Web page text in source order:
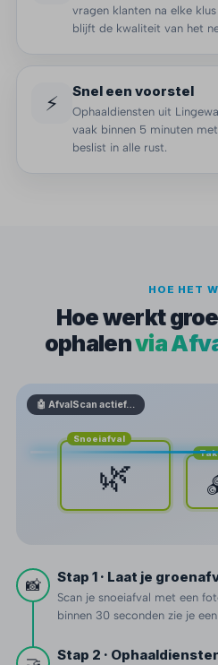
vragen klanten na elke
blijft de kwaliteit van het
⚡ Snel een voorstel
Ophaaldiensten uit
vaak binnen 5 minuten
beslist in alle rust.
HOE HET
Hoe werkt
ophalenvia
🤖 AfvalScan actief…
Snoeiafval
🌿
📸 Stap 1 · Laat je
Scan je snoeiafval met een
binnen 30 seconden zie je
Stap 2 ·